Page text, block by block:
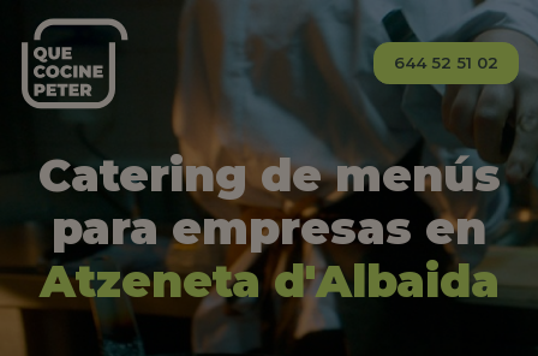
644 52 51 02
Catering de menús
para empresas en
Atzeneta d'Albaida